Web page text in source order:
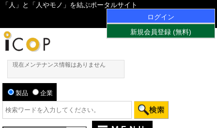
「人」と「人やモノ」を結ぶポータルサイト
ログイン
新規会員登録 (無料)
現在メンテナンス情報はありません
製品 企業